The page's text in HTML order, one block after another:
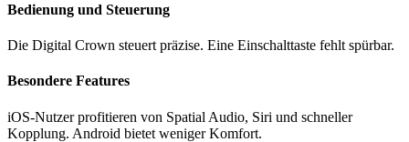
Bedienung und Steuerung
Die Digital Crown steuert präzise. Eine Einschalttaste fehlt spürbar.
Besondere Features
iOS-Nutzer profitieren von Spatial Audio, Siri und schneller
Kopplung. Android bietet weniger Komfort.